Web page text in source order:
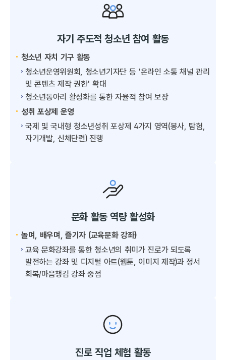
자기 주도적 청소년 참여 활동
청소년 자치 기구 활동
청소년운영위원회, 청소년기자단 등 '온라인 소통 채널 관리
및 콘텐츠 제작 권한' 확대
청소년동아리 활성화를 통한 자율적 참여 보장
성취 포상제 운영
국제 및 국내형 청소년성취 포상제 4가지 영역(봉사, 탐험,
자기개발, 신체단련) 진행
문화 활동 역량 활성화
놀며, 배우며, 즐기자 (교육문화 강좌)
교육 문화강좌를 통한 청소년의 취미가 진로가 되도록
발전하는 강좌 및 디지털 아트(웹툰, 이미지 제작)과 정서
회복/마음챙김 강좌 중점
진로 직업 체험 활동